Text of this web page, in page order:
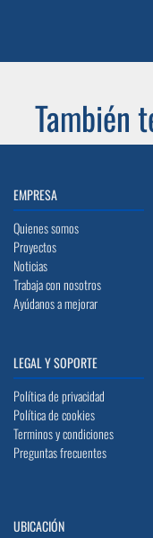
También
EMPRESA
Quienes somos
Proyectos
Noticias
Trabaja con nosotros
Ayúdanos a mejorar
LEGAL Y SOPORTE
Política de privacidad
Política de cookies
Terminos y condiciones
Preguntas frecuentes
UBICACIÓN